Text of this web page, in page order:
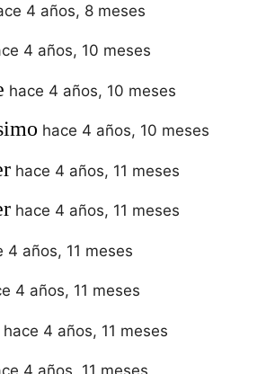
4 años, 8 meses
4 años, 10 meses
hace 4 años, 10 meses
hace 4 años, 10 meses
hace 4 años, 11 meses
hace 4 años, 11 meses
4 años, 11 meses
4 años, 11 meses
hace 4 años, 11 meses